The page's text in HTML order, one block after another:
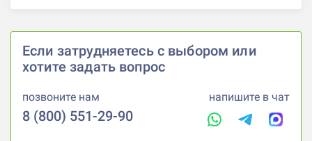
Если затрудняетесь с выбором или
хотите задать вопрос
позвоните нам
8 (800) 551-29-90
напишите в чат